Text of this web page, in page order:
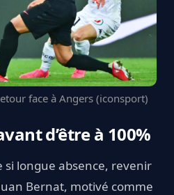
face à Angers (iconsport)
d’être à 100%
si longue absence, revenir
Bernat, motivé comme